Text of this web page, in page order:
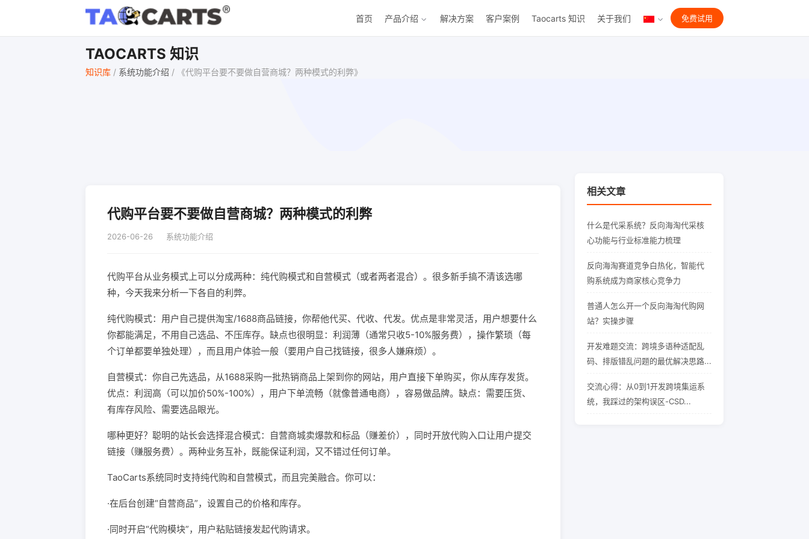
首页 产品介绍 解决方案 客户案例 Taocarts 知识 关于我们 免费试用
TAOCARTS 知识
知识库 / 系统功能介绍 / 《代购平台要不要做自营商城？两种模式的利弊》
代购平台要不要做自营商城？两种模式的利弊
2026-06-26 系统功能介绍
代购平台从业务模式上可以分成两种：纯代购模式和自营模式（或者两者混合）。很多新手搞不清该选哪
种，今天我来分析一下各自的利弊。
纯代购模式：用户自己提供淘宝/1688商品链接，你帮他代买、代收、代发。优点是非常灵活，用户想要什么
你都能满足，不用自己选品、不压库存。缺点也很明显：利润薄（通常只收5-10%服务费），操作繁琐（每
个订单都要单独处理），而且用户体验一般（要用户自己找链接，很多人嫌麻烦）。
自营模式：你自己先选品，从1688采购一批热销商品上架到你的网站，用户直接下单购买，你从库存发货。
优点：利润高（可以加价50%-100%），用户下单流畅（就像普通电商），容易做品牌。缺点：需要压货、
有库存风险、需要选品眼光。
哪种更好？聪明的站长会选择混合模式：自营商城卖爆款和标品（赚差价），同时开放代购入口让用户提交
链接（赚服务费）。两种业务互补，既能保证利润，又不错过任何订单。
TaoCarts系统同时支持纯代购和自营模式，而且完美融合。你可以：
·在后台创建“自营商品”，设置自己的价格和库存。
·同时开启“代购模块”，用户粘贴链接发起代购请求。
相关文章
什么是代采系统？反向海淘代采核
心功能与行业标准能力梳理
反向海淘赛道竞争白热化，智能代
购系统成为商家核心竞争力
普通人怎么开一个反向海淘代购网
站？实操步骤
开发难题交流：跨境多语种适配乱
码、排版错乱问题的最优解决思路...
交流心得：从0到1开发跨境集运系
统，我踩过的架构误区-CSD...